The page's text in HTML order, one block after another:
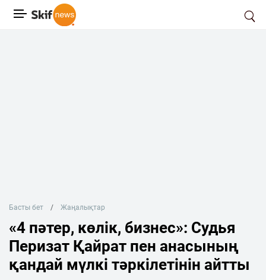
Басты бет Жаңалықтар
«4 пәтер, көлік, бизнес»: Судья
Перизат Қайрат пен анасының
қандай мүлкі тәркілетінін айтты